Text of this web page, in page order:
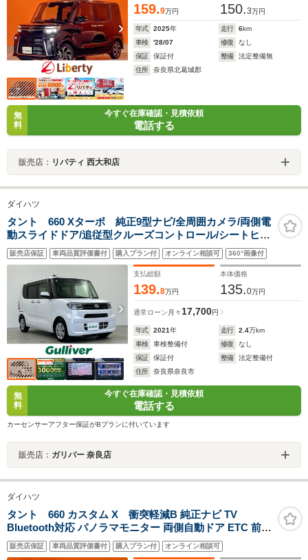
159.9万円 150.3万円
年式 2025年 走行 6km
車検
'28/07 修復
なし
保証
保証付 整備
法定整備無
住所
奈良県北葛城郡
無
料
今すぐ在庫確認・見積依頼
電話する
販売店： リバティ 西大和店
ダイハツ
タント 660 Xターボ 純正9型ナビ/全周囲カメラ/両側電
動スライドドア/追従型クルーズコントロール/シートヒタ
ー/LEDヘッドライト/ビルトインETC/360°ドラレコ/スマ
ートアシスト/衝突軽減ブレーキ/車線逸脱警報
販売店保証 車両品質評価書付 購入プラン付 オンライン相談可 360°画像付
支払総額
139.8万円
本体価格
135.0万円
通常ローン 月々 17,700円
年式 2021年 走行 2.4万km
車検
車検整備付 修復
なし
保証
保証付 整備
法定整備付
住所
奈良県奈良市
無
料
今すぐ在庫確認・見積依頼
電話する
カーセンサーアフター保証がBプランに付いています
販売店： ガリバー 奈良店
ダイハツ
タント 660 カスタム X 衝突軽減B 純正ナビ TV
Bluetooth対応 パノラマモニター 両側自動ドア ETC 前席
シートヒーター 電子パーキング LEDヘッドライト フォグ
ライト スマートキー アイドリングストップ 純正アルミホ
販売店保証 車両品質評価書付 購入プラン付 オンライン相談可